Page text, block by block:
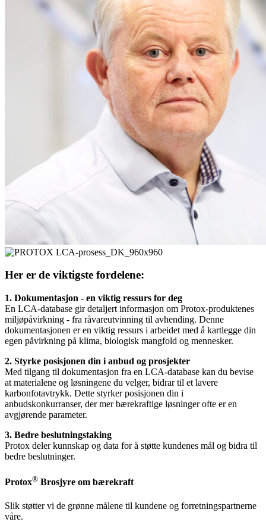
Her er de viktigste fordelene:
1. Dokumentasjon - en viktig ressurs for deg
En LCA-database gir detaljert informasjon om Protox-produktenes
miljøpåvirkning - fra råvareutvinning til avhending. Denne
dokumentasjonen er en viktig ressurs i arbeidet med å kartlegge din
egen påvirkning på klima, biologisk mangfold og mennesker.
2. Styrke posisjonen din i anbud og prosjekter
Med tilgang til dokumentasjon fra en LCA-database kan du bevise
at materialene og løsningene du velger, bidrar til et lavere
karbonfotavtrykk. Dette styrker posisjonen din i
anbudskonkurranser, der mer bærekraftige løsninger ofte er en
avgjørende parameter.
3. Bedre beslutningstaking
Protox deler kunnskap og data for å støtte kundenes mål og bidra til
bedre beslutninger.
Protox® Brosjyre om bærekraft
Slik støtter vi de grønne målene til kundene og forretningspartnerne
våre.